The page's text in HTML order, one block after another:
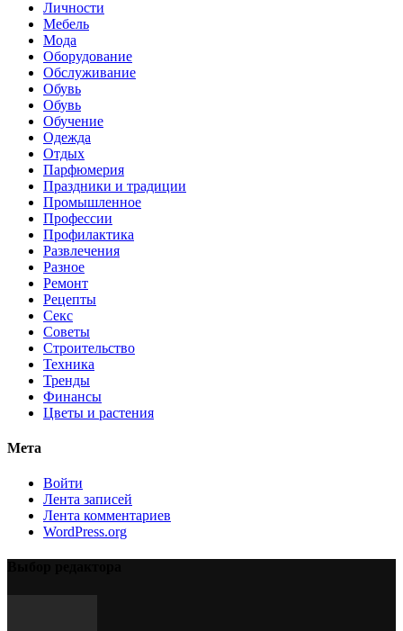
Личности
Мебель
Мода
Оборудование
Обслуживание
Обувь
Обувь
Обучение
Одежда
Отдых
Парфюмерия
Праздники и традиции
Промышленное
Профессии
Профилактика
Развлечения
Разное
Ремонт
Рецепты
Секс
Советы
Строительство
Техника
Тренды
Финансы
Цветы и растения
Мета
Войти
Лента записей
Лента комментариев
WordPress.org